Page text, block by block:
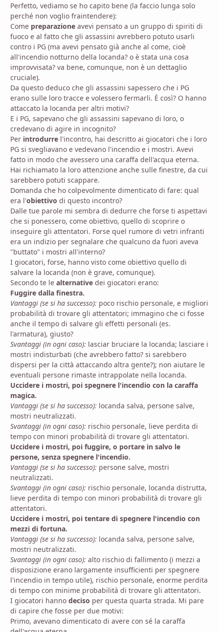
Perfetto, vediamo se ho capito bene (la faccio lunga solo
perché non voglio fraintendere):
Come preparazione avevi pensato a un gruppo di spiriti di
fuoco e al fatto che gli assassini avrebbero potuto usarli
contro i PG (ma avevi pensato già anche al come, cioè
all'incendio notturno della locanda? o è stata una cosa
improvvisata? va bene, comunque, non è un dettaglio
cruciale).
Da questo deduco che gli assassini sapessero che i PG
erano sulle loro tracce e volessero fermarli. È così? O hanno
attaccato la locanda per altri motivi?
E i PG, sapevano che gli assassini sapevano di loro, o
credevano di agire in incognito?
Per introdurre l'incontro, hai descritto ai giocatori che i loro
PG si svegliavano e vedevano l'incendio e i mostri. Avevi
fatto in modo che avessero una caraffa dell'acqua eterna.
Hai richiamato la loro attenzione anche sulle finestre, da cui
sarebbero potuti scappare.
Domanda che ho colpevolmente dimenticato di fare: qual
era l'obiettivo di questo incontro?
Dalle tue parole mi sembra di dedurre che forse ti aspettavi
che si ponessero, come obiettivo, quello di scoprire o
inseguire gli attentatori. Forse quel rumore di vetri infranti
era un indizio per segnalare che qualcuno da fuori aveva
"buttato" i mostri all'interno?
I giocatori, forse, hanno visto come obiettivo quello di
salvare la locanda (non è grave, comunque).
Secondo te le alternative dei giocatori erano:
Fuggire dalla finestra.
Vantaggi (se si ha successo): poco rischio personale, e migliori
probabilità di trovare gli attentatori; immagino che ci fosse
anche il tempo di salvare gli effetti personali (es.
l'armatura), giusto?
Svantaggi (in ogni caso): lasciar bruciare la locanda; lasciare i
mostri indisturbati (che avrebbero fatto? si sarebbero
dispersi per la città attaccando altra gente?); non aiutare le
eventuali persone rimaste intrappolate nella locanda.
Uccidere i mostri, poi spegnere l'incendio con la caraffa
magica.
Vantaggi (se si ha successo): locanda salva, persone salve,
mostri neutralizzati.
Svantaggi (in ogni caso): rischio personale, lieve perdita di
tempo con minori probabilità di trovare gli attentatori.
Uccidere i mostri, poi fuggire, o portare in salvo le
persone, senza spegnere l'incendio.
Vantaggi (se si ha successo): persone salve, mostri
neutralizzati.
Svantaggi (in ogni caso): rischio personale, locanda distrutta,
lieve perdita di tempo con minori probabilità di trovare gli
attentatori.
Uccidere i mostri, poi tentare di spegnere l'incendio con
mezzi di fortuna.
Vantaggi (se si ha successo): locanda salva, persone salve,
mostri neutralizzati.
Svantaggi (in ogni caso): alto rischio di fallimento (i mezzi a
disposizione erano largamente insufficienti per spegnere
l'incendio in tempo utile), rischio personale, enorme perdita
di tempo con minime probabilità di trovare gli attentatori.
I giocatori hanno deciso per questa quarta strada. Mi pare
di capire che fosse per due motivi:
Primo, avevano dimenticato di avere con sé la caraffa